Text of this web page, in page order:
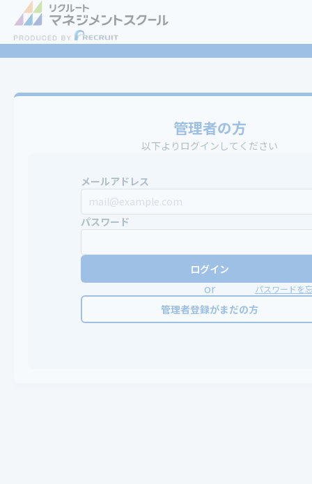
管理者の方
以下よりログインしてください
メールアドレス
パスワード
ログイン
or パスワードを
管理者登録がまだの方